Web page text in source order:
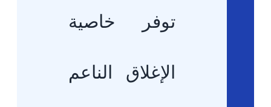
توفر خاصية
الإغلاق الناعم